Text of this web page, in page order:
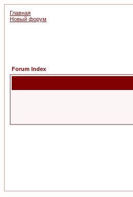
Главная
Новый форум
Forum Index